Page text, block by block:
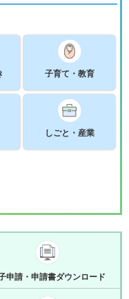
子育て・教育
しごと・産業
申請・申請書ダウンロード